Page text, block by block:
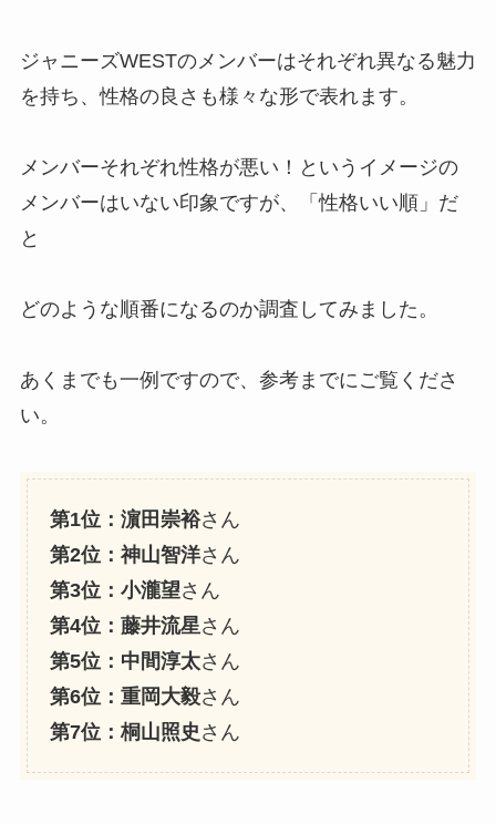
ジャニーズWESTのメンバーはそれぞれ異なる魅力
を持ち、性格の良さも様々な形で表れます。
メンバーそれぞれ性格が悪い！というイメージの
メンバーはいない印象ですが、「性格いい順」だ
と
どのような順番になるのか調査してみました。
あくまでも一例ですので、参考までにご覧くださ
い。
第1位：濵田崇裕さん
第2位：神山智洋さん
第3位：小瀧望さん
第4位：藤井流星さん
第5位：中間淳太さん
第6位：重岡大毅さん
第7位：桐山照史 さん